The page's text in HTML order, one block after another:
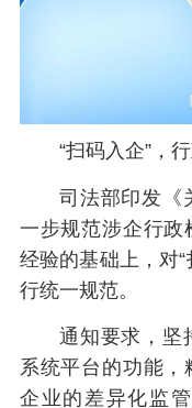
“扫码入企”，
司法部印发《
一步规范涉企行政
经验的基础上，对
行统一规范。
通知要求，坚
系统平台的功能，
企业的差异化监